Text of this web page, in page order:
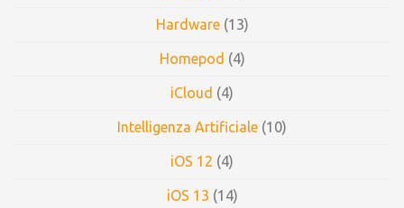
Hardware(13)
Homepod (4)
iCloud (4)
Intelligenza Artificiale (10)
iOS 12 (4)
iOS 13 (14)